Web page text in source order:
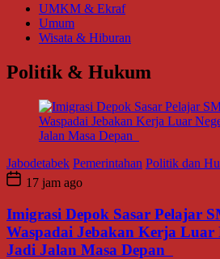
UMKM & Ekraf
Umum
Wisata & Hiburan
Politik & Hukum
Jabodetabek Pemerintahan Politik dan
17 jam ago
Imigrasi Depok Sasar Pelajar
Waspadai Jebakan Kerja Luar
Jadi Jalan Masa Depan